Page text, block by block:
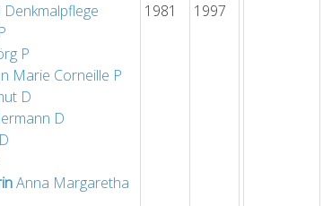
P
P
Marie Corneille P
D
D
D
Anna Margaretha
1981 1997